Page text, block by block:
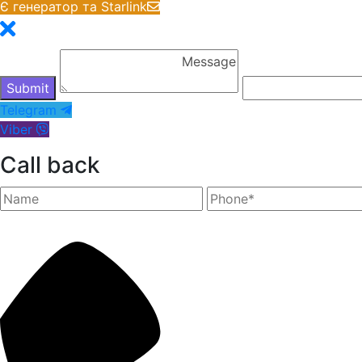
Є генератор та Starlink
Telegram
Viber
Call back